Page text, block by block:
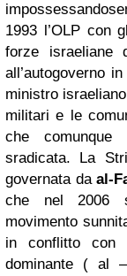
1993 l’OLP con
forze israeliane
all’autogoverno
ministro
militari e le
che
sradicata. La
governata daal-
che nel 2006
movimento
in conflitto con
dominante ( al